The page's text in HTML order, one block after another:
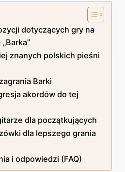
dotyczących gry na
znanych polskich pieśni
Barki
akordów do tej
dla początkujących
dla lepszego grania
i odpowiedzi (FAQ)